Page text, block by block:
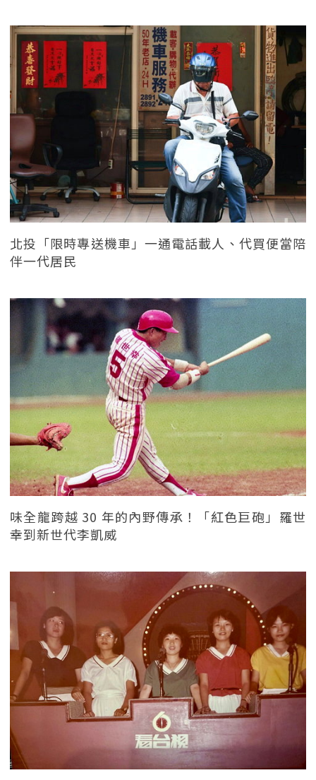
北投「限時專送機車」一通電話載人、代買便當陪
伴一代居民
味全龍跨越 30 年的內野傳承！「紅色巨砲」羅世
幸到新世代李凱威